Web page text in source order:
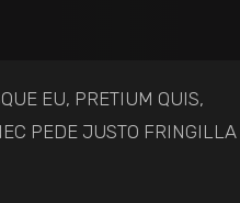
EU, PRETIUM QUIS,
PEDE JUSTO FRINGILLA